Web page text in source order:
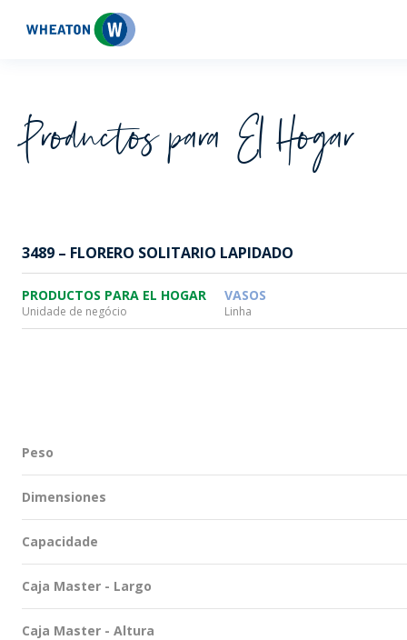
Wheaton
Productos para El Hogar
3489 – FLORERO SOLITARIO LAPIDADO
PRODUCTOS PARA EL HOGAR
Unidade de negócio
VASOS
Linha
Peso
Dimensiones
Capacidade
Caja Master - Largo
Caja Master - Altura